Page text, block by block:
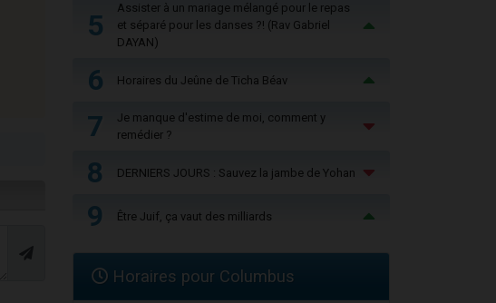
5
Assister à un mariage mélangé pour le repas
et séparé pour les danses ?! (Rav Gabriel
DAYAN)
6 Horaires du Jeûne de Ticha Béav
7
Je manque d'estime de moi, comment y
remédier ?
8 DERNIERS JOURS : Sauvez la jambe de Yohan
9 Être Juif, ça vaut des milliards
Horaires pour Columbus